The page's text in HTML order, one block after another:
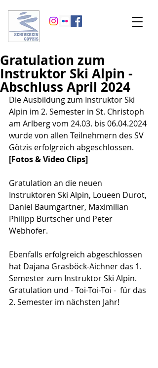
Gratulation zum
Instruktor Ski Alpin -
Abschluss April 2024
Die Ausbildung zum Instruktor Ski
Alpin im 2. Semester in St. Christoph
am Arlberg vom 24.03. bis 06.04.2024
wurde von allen Teilnehmern des SV
Götzis erfolgreich abgeschlossen.
[Fotos & Video Clips]
Gratulation an die neuen
Instruktoren Ski Alpin, Loueen Durot,
Daniel Baumgartner, Maximilian
Philipp Burtscher und Peter
Webhofer.
Ebenfalls erfolgreich abgeschlossen
hat Dajana Grasböck-Aichner das 1.
Semester zum Instruktor Ski Alpin.
Gratulation und - Toi-Toi-Toi -  für das
2. Semester im nächsten Jahr!